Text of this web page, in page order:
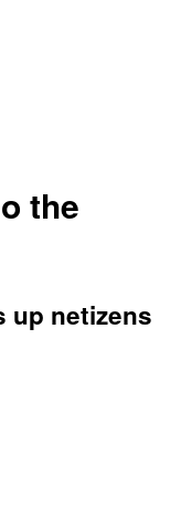
the
up netizens